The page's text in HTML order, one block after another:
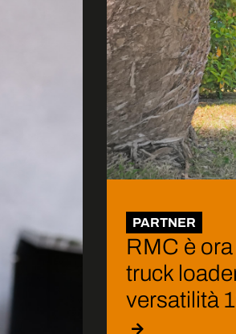
PARTNER
RMC è
truck
versatilità